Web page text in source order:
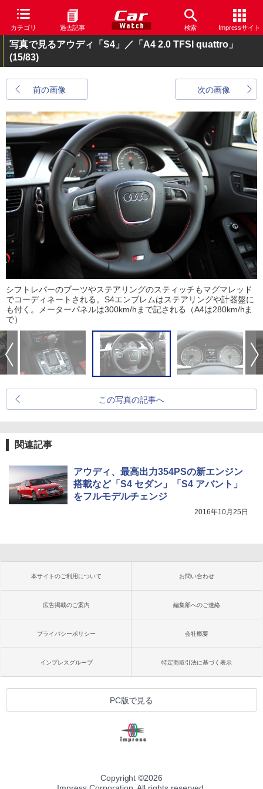
カテゴリ 過去記事 検索 Impressサイト
写真で見るアウディ「S4」／「A4 2.0 TFSI quattro」
(15/83)
前の画像 次の画像
シフトレバーのブーツやステアリングのスティッチもマグマレッド
でコーディネートされる。S4エンブレムはステアリングや計器盤に
も付く。メーターパネルは300km/hまで記される（A4は280km/hま
で）
この写真の記事へ
関連記事
アウディ、最高出力354PSの新エンジン
搭載など「S4 セダン」「S4 アバント」
をフルモデルチェンジ
2016年10月25日
本サイトのご利用について お問い合わせ
広告掲載のご案内 編集部へのご連絡
プライバシーポリシー 会社概要
インプレスグループ 特定商取引法に基づく表示
PC版で見る
Copyright ©2026